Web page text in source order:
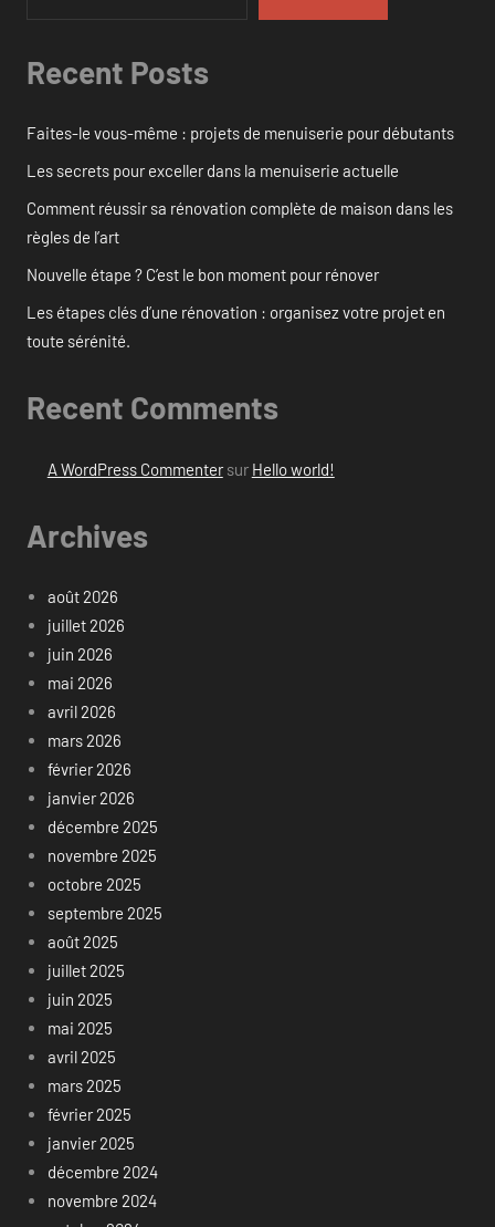
Recent Posts
Faites-le vous-même : projets de menuiserie pour débutants
Les secrets pour exceller dans la menuiserie actuelle
Comment réussir sa rénovation complète de maison dans les
règles de l’art
Nouvelle étape ? C’est le bon moment pour rénover
Les étapes clés d’une rénovation : organisez votre projet en
toute sérénité.
Recent Comments
A WordPress Commentersur Hello world!
Archives
août 2026
juillet 2026
juin 2026
mai 2026
avril 2026
mars 2026
février 2026
janvier 2026
décembre 2025
novembre 2025
octobre 2025
septembre 2025
août 2025
juillet 2025
juin 2025
mai 2025
avril 2025
mars 2025
février 2025
janvier 2025
décembre 2024
novembre 2024